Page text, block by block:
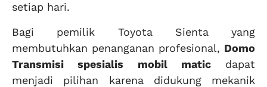
setiap hari.
Bagi pemilik Toyota Sienta yang
membutuhkan penanganan profesional, Domo
Transmisi spesialis mobil maticdapat
menjadi pilihan karena didukung mekanik